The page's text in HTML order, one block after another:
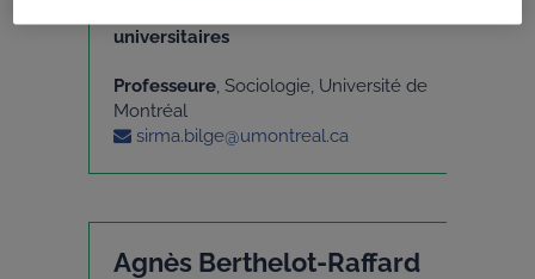
universitaires
Professeure, Sociologie, Université de
Montréal
sirma.bilge@umontreal.ca
Agnès Berthelot-Raffard